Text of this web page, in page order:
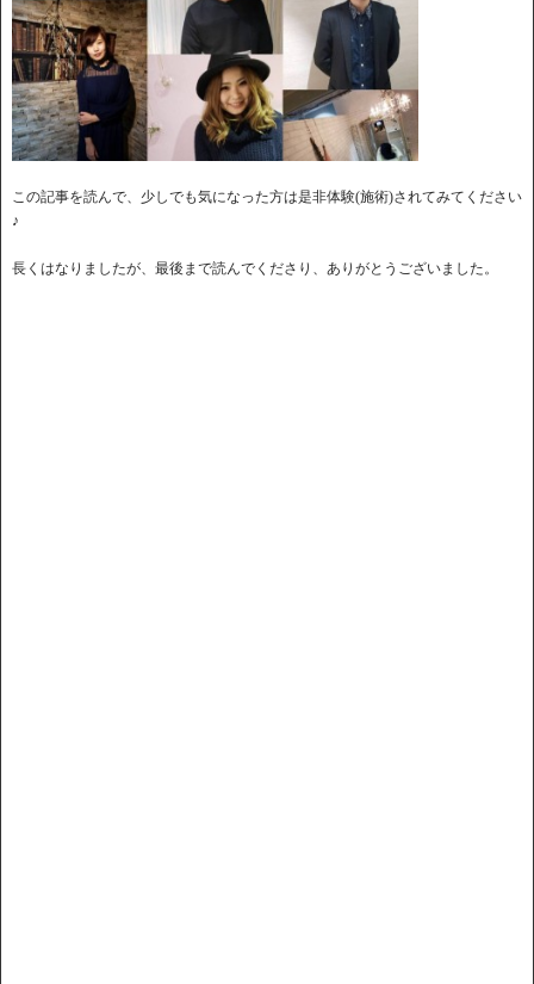
この記事を読んで、少しでも気になった方は是非体験(施術)されてみてください
♪
長くはなりましたが、最後まで読んでくださり、ありがとうございました。